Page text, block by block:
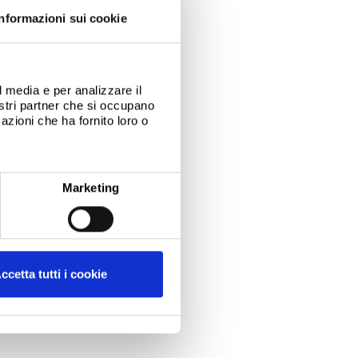
sui cookie
e per analizzare il
partner che si occupano
che ha fornito loro o
Marketing
tutti i cookie